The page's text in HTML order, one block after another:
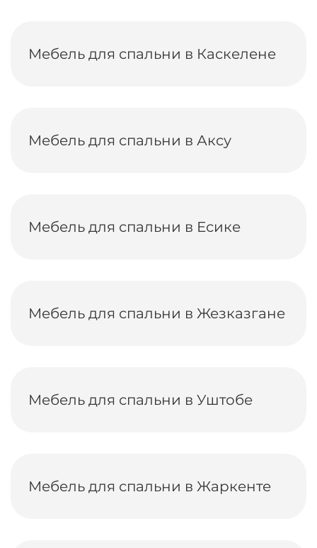
Мебель для спальни в Каскелене
Мебель для спальни в Аксу
Мебель для спальни в Есике
Мебель для спальни в Жезказгане
Мебель для спальни в Уштобе
Мебель для спальни в Жаркенте